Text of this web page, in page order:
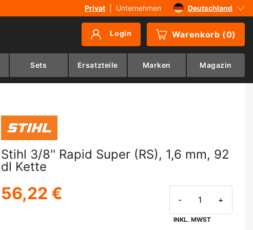
Privat Unternehmen
Deutschland
Sverige
Suomi
Login Warenkorb (0)
Sets Ersatzteile Marken Magazin
Stihl 3/8'' Rapid Super (RS), 1,6 mm, 92
dl Kette
56,22 € - +
INKL. MWST